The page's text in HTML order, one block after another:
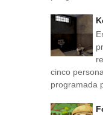
cinco
programada